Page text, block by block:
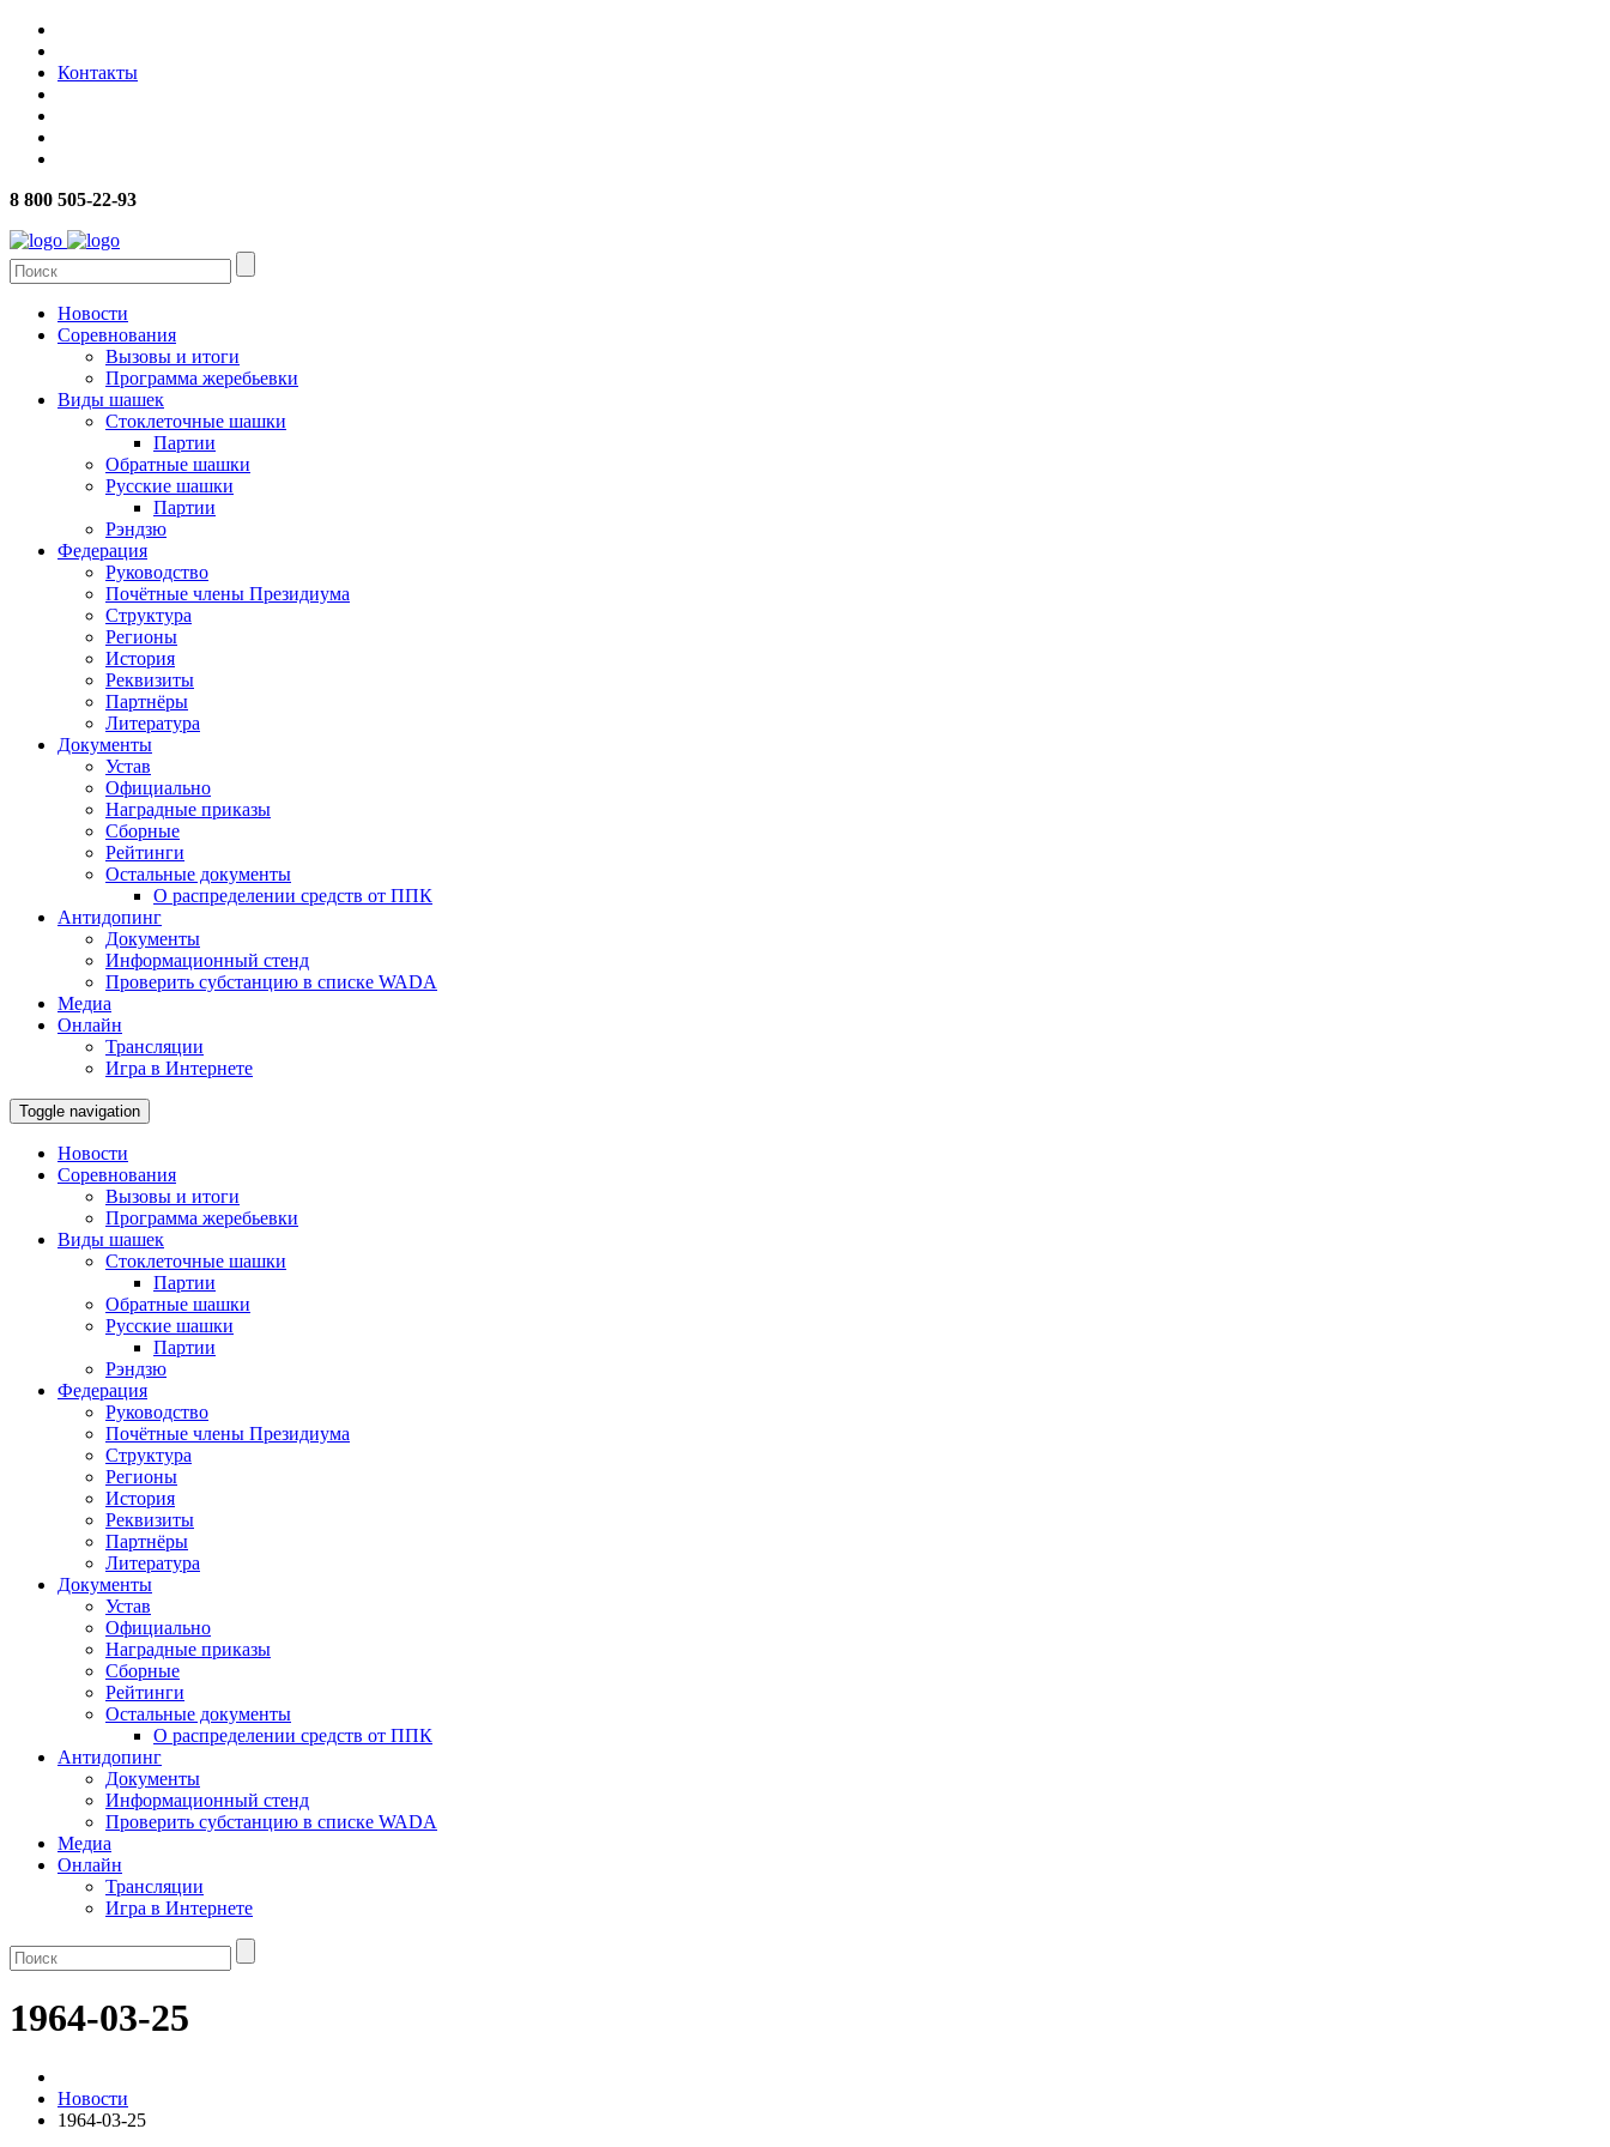
Контакты
8 800 505-22-93
Новости
Соревнования
Вызовы и итоги
Программа жеребьевки
Виды шашек
Стоклеточные шашки
Партии
Обратные шашки
Русские шашки
Партии
Рэндзю
Федерация
Руководство
Почётные члены Президиума
Структура
Регионы
История
Реквизиты
Партнёры
Литература
Документы
Устав
Официально
Наградные приказы
Сборные
Рейтинги
Остальные документы
О распределении средств от ППК
Антидопинг
Документы
Информационный стенд
Проверить субстанцию в списке WADA
Медиа
Онлайн
Трансляции
Игра в Интернете
Toggle navigation
Новости
Соревнования
Вызовы и итоги
Программа жеребьевки
Виды шашек
Стоклеточные шашки
Партии
Обратные шашки
Русские шашки
Партии
Рэндзю
Федерация
Руководство
Почётные члены Президиума
Структура
Регионы
История
Реквизиты
Партнёры
Литература
Документы
Устав
Официально
Наградные приказы
Сборные
Рейтинги
Остальные документы
О распределении средств от ППК
Антидопинг
Документы
Информационный стенд
Проверить субстанцию в списке WADA
Медиа
Онлайн
Трансляции
Игра в Интернете
1964-03-25
Новости
1964-03-25